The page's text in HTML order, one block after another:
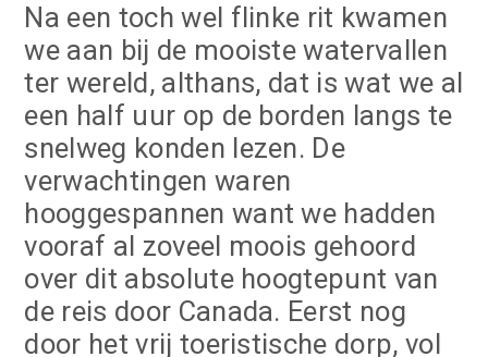
Na een toch wel flinke rit kwamen
we aan bij de mooiste watervallen
ter wereld, althans, dat is wat we al
een half uur op de borden langs te
snelweg konden lezen. De
verwachtingen waren
hooggespannen want we hadden
vooraf al zoveel moois gehoord
over dit absolute hoogtepunt van
de reis door Canada. Eerst nog
door het vrij toeristische dorp, vol